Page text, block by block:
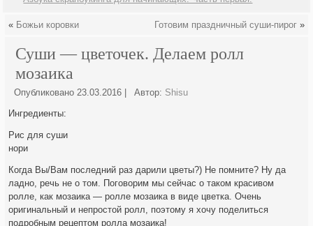
« Божьи коровки Готовим праздничный суши-пирог»
Суши — цветочек. Делаем ролл
мозаика
Опубликовано 23.03.2016 Автор: Shisu
Ингредиенты:
Рис для суши
нори
Когда Вы/Вам последний раз дарили цветы?) Не помните? Ну да
ладно, речь не о том. Поговорим мы сейчас о таком красивом
ролле, как мозаика — ролле мозаика в виде цветка. Очень
оригинальный и непростой ролл, поэтому я хочу поделиться
подробным рецептом ролла мозаика!